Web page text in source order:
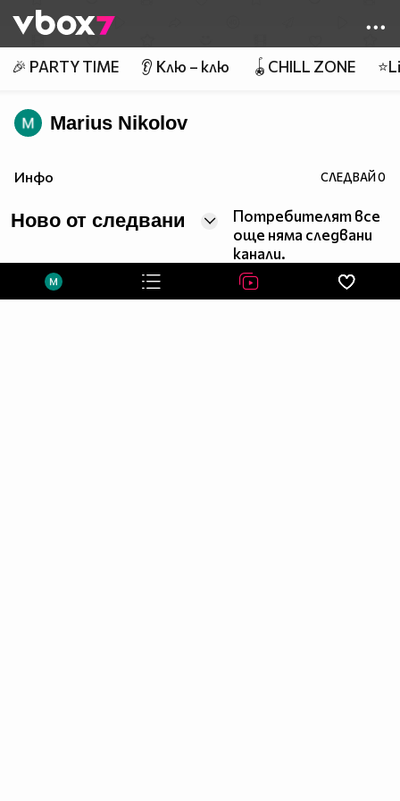
👾
🎉 PARTY TIME 👂 Клю – клю 🪀CHILL ZONE
Marius Nikolov
Инфо СЛЕДВАЙ0
Ново от следвани
Потребителят все
още няма следвани
канали.